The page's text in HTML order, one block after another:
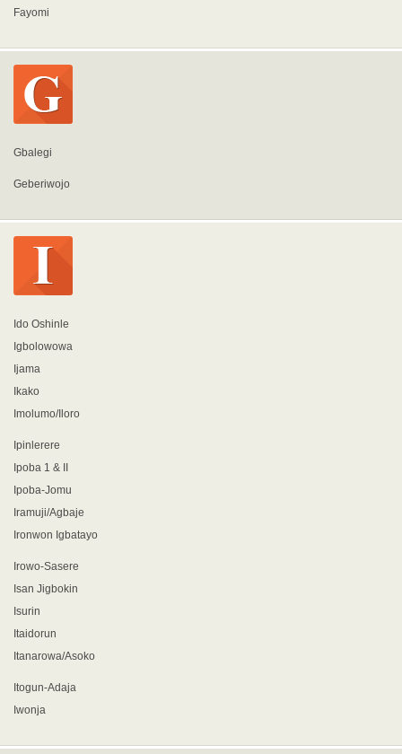
Fayomi
Gbalegi
Geberiwojo
Ido Oshinle
Igbolowowa
Ijama
Ikako
Imolumo/Iloro
Ipinlerere
Ipoba 1 & II
Ipoba-Jomu
Iramuji/Agbaje
Ironwon Igbatayo
Irowo-Sasere
Isan Jigbokin
Isurin
Itaidorun
Itanarowa/Asoko
Itogun-Adaja
Iwonja